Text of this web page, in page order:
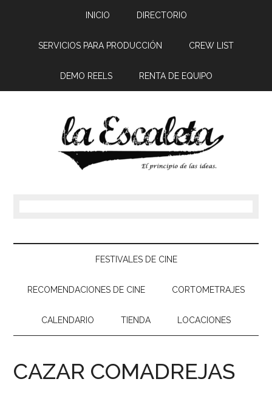
INICIO DIRECTORIO
SERVICIOS PARA PRODUCCIÓN CREW LIST
DEMO REELS RENTA DE EQUIPO
FESTIVALES DE CINE
RECOMENDACIONES DE CINE CORTOMETRAJES
CALENDARIO TIENDA LOCACIONES
CAZAR COMADREJAS